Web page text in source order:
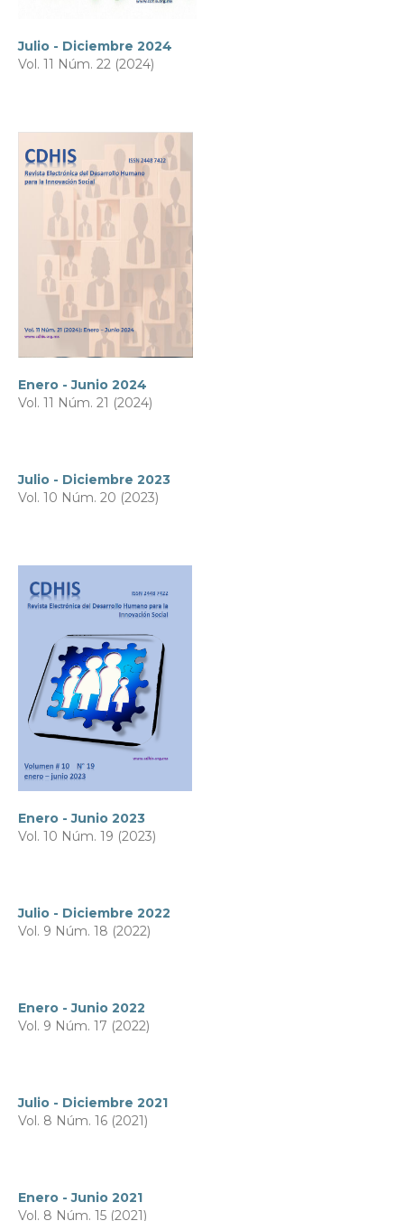
Julio - Diciembre 2024
Vol. 11 Núm. 22 (2024)
Enero - Junio 2024
Vol. 11 Núm. 21 (2024)
Julio - Diciembre 2023
Vol. 10 Núm. 20 (2023)
Enero - Junio 2023
Vol. 10 Núm. 19 (2023)
Julio - Diciembre 2022
Vol. 9 Núm. 18 (2022)
Enero - Junio 2022
Vol. 9 Núm. 17 (2022)
Julio - Diciembre 2021
Vol. 8 Núm. 16 (2021)
Enero - Junio 2021
Vol. 8 Núm. 15 (2021)